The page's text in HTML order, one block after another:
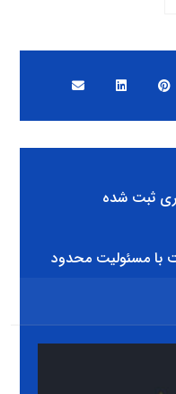
ثبت شده
با مسئولیت محدود